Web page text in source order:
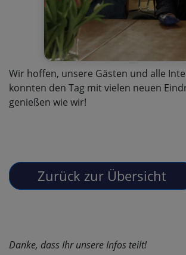
Wir hoffen, unsere Gästen und alle
konnten den Tag mit vielen neuen
genießen wie wir!
Danke, dass Ihr unsere Infos teilt!